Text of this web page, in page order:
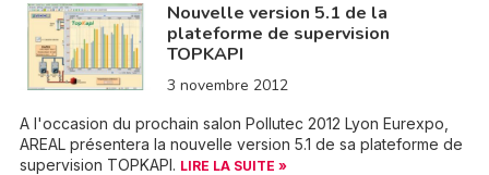
Nouvelle version 5.1 de la
plateforme de supervision
TOPKAPI
3 novembre 2012
A l'occasion du prochain salon Pollutec 2012 Lyon Eurexpo,
AREAL présentera la nouvelle version 5.1 de sa plateforme de
supervision TOPKAPI. LIRE LA SUITE »